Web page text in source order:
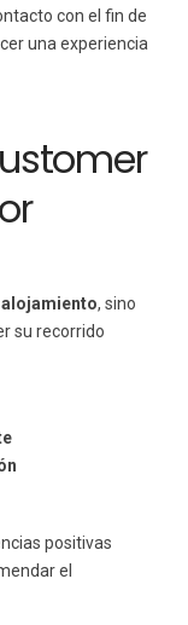
con el fin de
una experiencia
alojamiento, sino
su recorrido
positivas
el